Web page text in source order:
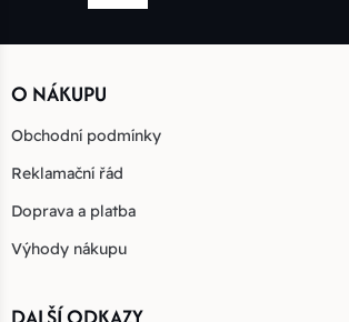
O NÁKUPU
Obchodní podmínky
Reklamační řád
Doprava a platba
Výhody nákupu